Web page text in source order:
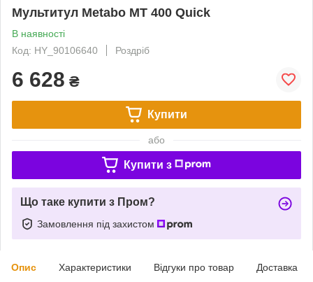
Мультитул Metabo MT 400 Quick
В наявності
Код: HY_90106640
Роздріб
6 628 ₴
Купити
або
Купити з
Що таке купити з Пром?
Замовлення під захистом
Опис Характеристики Відгуки про товар Доставка